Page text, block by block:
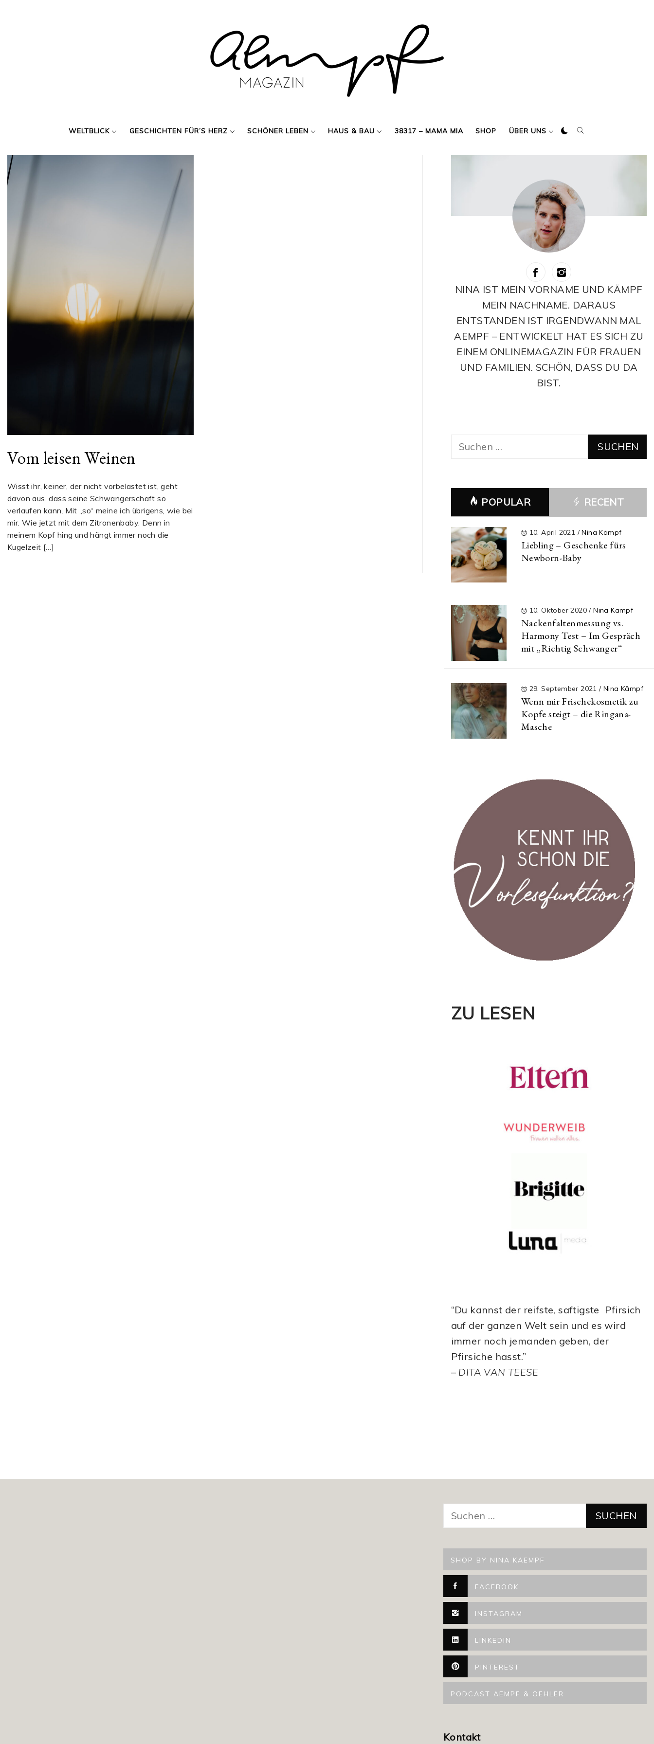
WELTBLICK GESCHICHTEN FÜR’S HERZ SCHÖNER LEBEN HAUS & BAU 38317 – MAMA MIA SHOP ÜBER UNS
Vom leisen Weinen
Wisst ihr, keiner, der nicht vorbelastet ist, geht
davon aus, dass seine Schwangerschaft so
verlaufen kann. Mit „so“ meine ich übrigens, wie bei
mir. Wie jetzt mit dem Zitronenbaby. Denn in
meinem Kopf hing und hängt immer noch die
Kugelzeit […]
NINA IST MEIN VORNAME UND KÄMPF
MEIN NACHNAME. DARAUS
ENTSTANDEN IST IRGENDWANN MAL
AEMPF – ENTWICKELT HAT ES SICH ZU
EINEM ONLINEMAGAZIN FÜR FRAUEN
UND FAMILIEN. SCHÖN, DASS DU DA
BIST.
Suchen
POPULAR RECENT
10. April 2021 / Nina Kämpf
Liebling – Geschenke fürs
Newborn-Baby
10. Oktober 2020/ Nina Kämpf
Nackenfaltenmessung vs.
Harmony Test – Im Gespräch
mit „Richtig Schwanger“
29. September 2021/ Nina Kämpf
Wenn mir Frischekosmetik zu
Kopfe steigt – die Ringana-
Masche
ZU LESEN
“Du kannst der reifste, saftigste Pfirsich
auf der ganzen Welt sein und es wird
immer noch jemanden geben, der
Pfirsiche hasst.”
– DITA VAN TEESE
nach:
SHOP BY NINA KAEMPF
FACEBOOK
INSTAGRAM
LINKEDIN
PINTEREST
PODCAST AEMPF & OEHLER
Kontakt